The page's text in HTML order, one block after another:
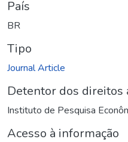
País
BR
Tipo
Journal Article
Detentor dos direitos
Instituto de Pesquisa
Acesso à informação